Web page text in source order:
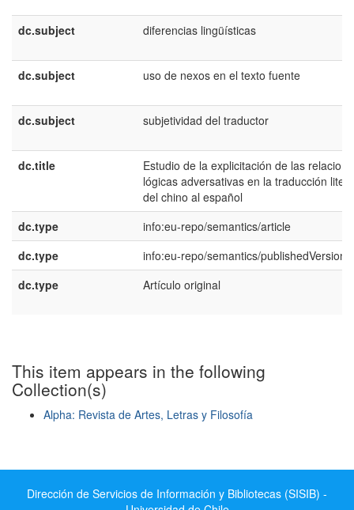
dc.subject diferencias lingüísticas
dc.subject uso de nexos en el texto fuente
dc.subject subjetividad del traductor
dc.title
Estudio de la explicitación de las
lógicas adversativas en la traducción
del chino al español
dc.type
info:eu-repo/semantics/article
dc.type
info:eu-repo/semantics/publishedVersion
dc.type
Artículo original
This item appears in the following
Collection(s)
Alpha: Revista de Artes, Letras y Filosofía
Dirección de Servicios de Información y Bibliotecas (SISIB) -